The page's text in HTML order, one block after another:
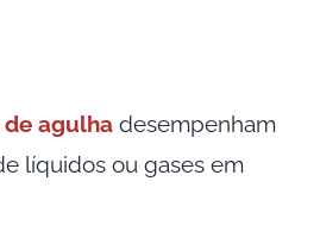
agulhadesempenham
líquidos ou gases em